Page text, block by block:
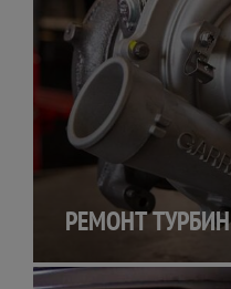
РЕМОНТ ТУРБИН